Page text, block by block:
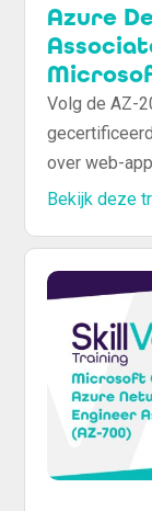
Azure
Volg de AZ-
over web-
Bekijk deze